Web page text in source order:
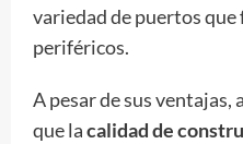
variedad de puertos
periféricos.
A pesar de sus ventajas,
que lacalidad de